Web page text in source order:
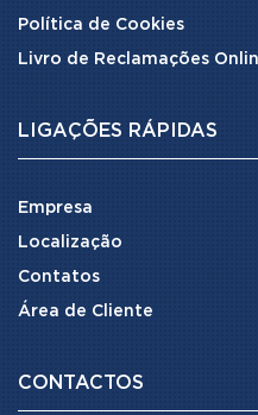
Política de Cookies
Livro de Reclamações
LIGAÇÕES RÁPIDAS
Empresa
Localização
Contatos
Área de Cliente
CONTACTOS